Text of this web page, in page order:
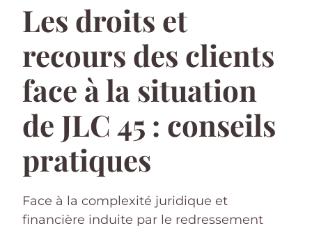
Les droits et
recours des clients
face à la situation
de JLC 45 : conseils
pratiques
Face à la complexité juridique et
financière induite par le redressement